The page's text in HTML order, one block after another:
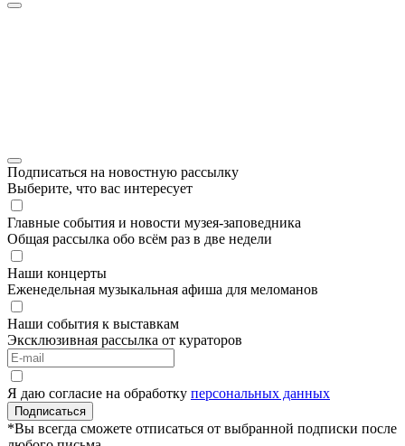
Подписаться на новостную рассылку
Выберите, что вас интересует
Главные события и новости музея-заповедника
Общая рассылка обо всём раз в две недели
Наши концерты
Еженедельная музыкальная афиша для меломанов
Наши события к выставкам
Эксклюзивная рассылка от кураторов
Я даю согласие на обработку персональных данных
Подписаться
*Вы всегда сможете отписаться от выбранной подписки после